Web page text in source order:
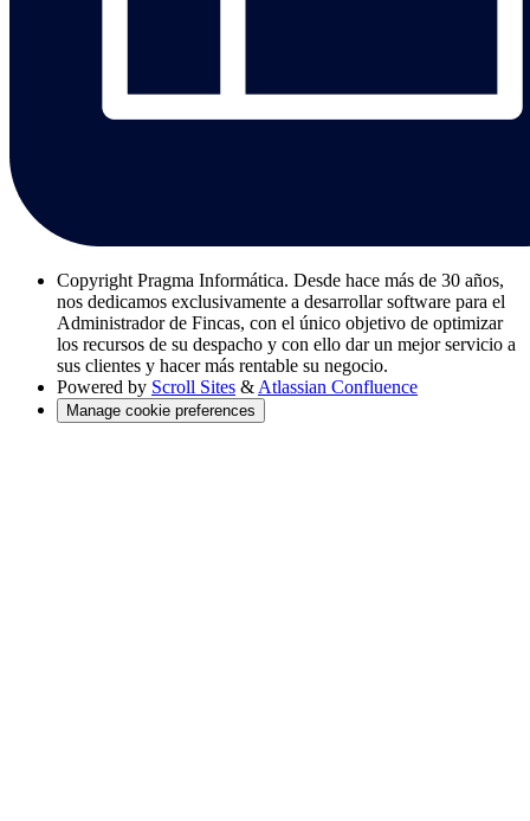
Copyright Pragma Informática. Desde hace más de 30 años,
nos dedicamos exclusivamente a desarrollar software para el
Administrador de Fincas, con el único objetivo de optimizar
los recursos de su despacho y con ello dar un mejor servicio a
sus clientes y hacer más rentable su negocio.
Powered by Scroll Sites & Atlassian Confluence
Manage cookie preferences